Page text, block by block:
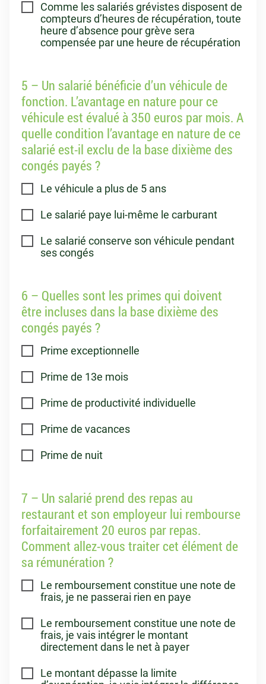
Comme les salariés grévistes disposent de
compteurs d’heures de récupération, toute
heure d’absence pour grève sera
compensée par une heure de récupération
5 – Un salarié bénéficie d’un véhicule de
fonction. L’avantage en nature pour ce
véhicule est évalué à 350 euros par mois. A
quelle condition l’avantage en nature de ce
salarié est-il exclu de la base dixième des
congés payés ?
Le véhicule a plus de 5 ans
Le salarié paye lui-même le carburant
Le salarié conserve son véhicule pendant
ses congés
6 – Quelles sont les primes qui doivent
être incluses dans la base dixième des
congés payés ?
Prime exceptionnelle
Prime de 13e mois
Prime de productivité individuelle
Prime de vacances
Prime de nuit
7 – Un salarié prend des repas au
restaurant et son employeur lui rembourse
forfaitairement 20 euros par repas.
Comment allez-vous traiter cet élément de
sa rémunération ?
Le remboursement constitue une note de
frais, je ne passerai rien en paye
Le remboursement constitue une note de
frais, je vais intégrer le montant
directement dans le net à payer
Le montant dépasse la limite